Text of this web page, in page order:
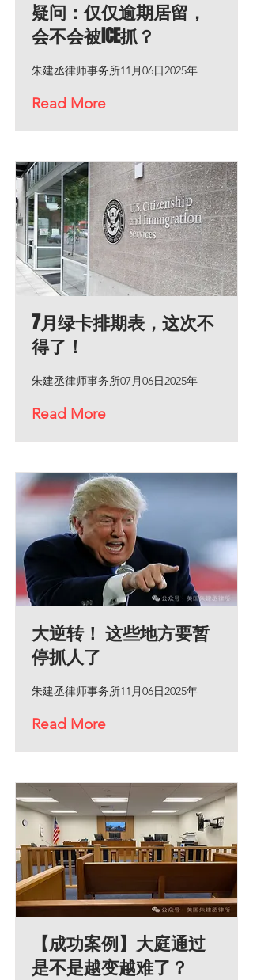
疑问：仅仅逾期居留，
会不会被ICE抓？
朱建丞律师事务所11月06日2025年
Read More
7月绿卡排期表，这次不
得了！
朱建丞律师事务所07月06日2025年
Read More
大逆转！ 这些地方要暂
停抓人了
朱建丞律师事务所11月06日2025年
Read More
【成功案例】大庭通过
是不是越变越难了？